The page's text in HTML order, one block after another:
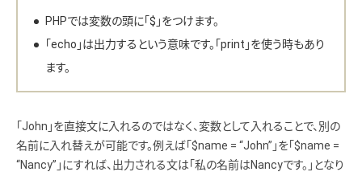
PHPでは変数の頭に「$」をつけます。
「echo」は出力するという意味です。「print」を使う時もあり
ます。
「John」を直接文に入れるのではなく、変数として入れることで、別の
名前に入れ替えが可能です。例えば「$name = “John”」を「$name =
“Nancy”」にすれば、出力される文は「私の名前はNancyです。」となり